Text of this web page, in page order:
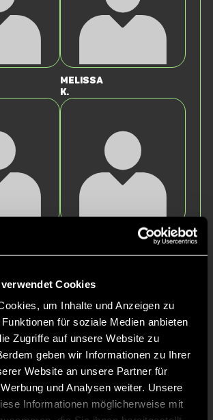
Cookies
um Inhalte und Anzeigen zu
für soziale Medien anbieten
Zugriffe auf unsere Website zu
geben wir Informationen zu Ihrer
Website an unsere Partner für
und Analysen weiter. Unsere
Informationen möglicherweise mit
Melissa
K.
Ava
D.